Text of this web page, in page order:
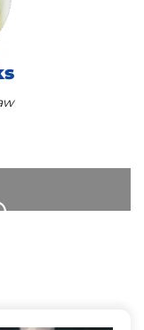
ahora